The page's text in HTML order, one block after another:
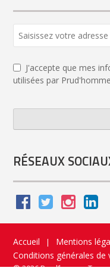
J'accepte que mes
utilisées par
RÉSEAUX
Accueil | Mentions
Conditions générales de
© 2026 Prud’homme